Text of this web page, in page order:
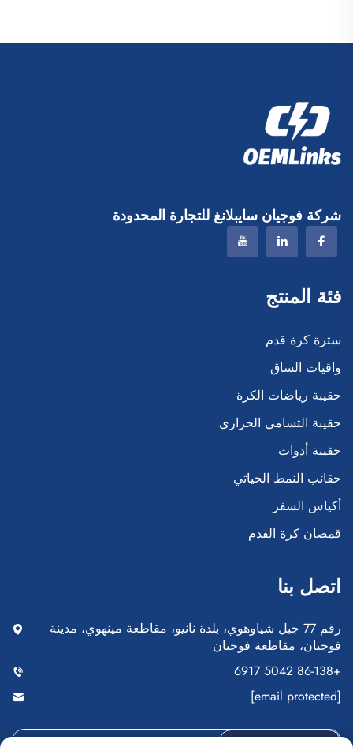
شركة فوجيان سايبلانغ للتجارة المحدودة
فئة المنتج
سترة كرة قدم
واقيات الساق
حقيبة رياضات الكرة
حقيبة التسامي الحراري
حقيبة أدوات
حقائب النمط الحياتي
أكياس السفر
قمصان كرة القدم
اتصل بنا
رقم 77 جبل شياوهوي، بلدة نانيو، مقاطعة مينهوي، مدينة
فوجيان، مقاطعة فوجيان
+86-138 5042 6917
[email protected]